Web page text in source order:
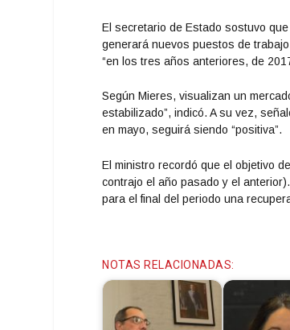
El secretario de Estado sostuvo
generará nuevos puestos de
“en los tres años anteriores, de
Según Mieres, visualizan un
estabilizado”, indicó. A su vez,
en mayo, seguirá siendo “positiva”.
El ministro recordó que el objetivo
contrajo el año pasado y el
para el final del periodo una
NOTAS RELACIONADAS: